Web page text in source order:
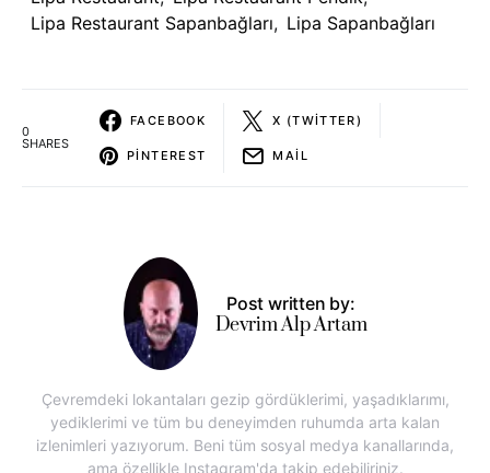
Lipa Restaurant Sapanbağları, Lipa Sapanbağları
0
SHARES
FACEBOOK X (TWITTER)
PINTEREST MAIL
Post written by:
Devrim Alp Artam
Çevremdeki lokantaları gezip gördüklerimi, yaşadıklarımı,
yediklerimi ve tüm bu deneyimden ruhumda arta kalan
izlenimleri yazıyorum. Beni tüm sosyal medya kanallarında,
ama özellikle Instagram'da takip edebiliriniz.